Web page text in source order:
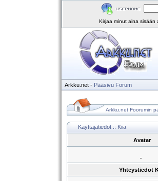
Kirjaa minut aina sisään
Arkku.net - Pääsivu Forum
Arkku.net Foorumin
Käyttäjätiedot :: Kiia
Avatar
-
Yhteystiedot